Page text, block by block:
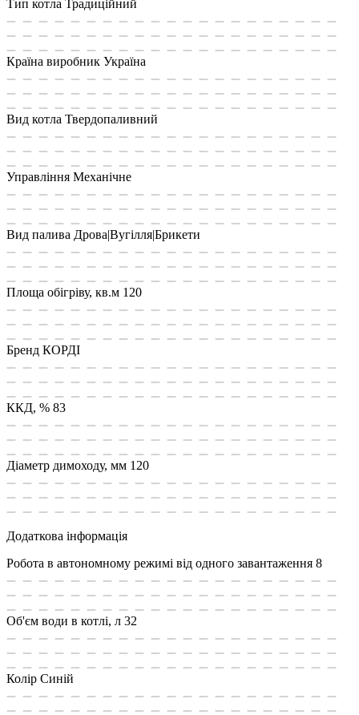
Тип котла Традиційний
Країна виробник Україна
Вид котла Твердопаливний
Управління Механічне
Вид палива Дрова|Вугілля|Брикети
Площа обiгрiву, кв.м 120
Бренд КОРДІ
ККД, % 83
Діаметр димоходу, мм 120
Додаткова інформація
Робота в автономному режимі від одного завантаження 8
Об'єм води в котлі, л 32
Колір Синій